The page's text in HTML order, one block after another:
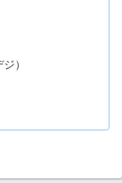
）